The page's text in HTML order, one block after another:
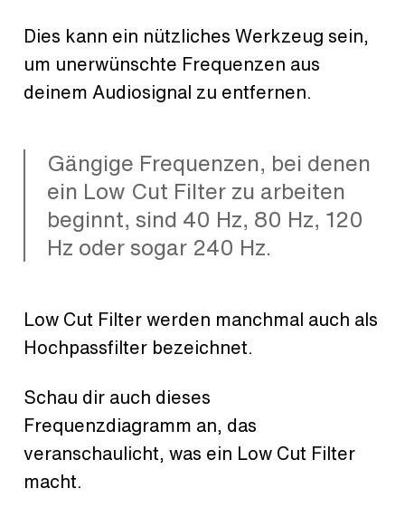
Dies kann ein nützliches Werkzeug sein,
um unerwünschte Frequenzen aus
deinem Audiosignal zu entfernen.
Gängige Frequenzen, bei denen
ein Low Cut Filter zu arbeiten
beginnt, sind 40 Hz, 80 Hz, 120
Hz oder sogar 240 Hz.
Low Cut Filter werden manchmal auch als
Hochpassfilter bezeichnet.
Schau dir auch dieses
Frequenzdiagramm an, das
veranschaulicht, was ein Low Cut Filter
macht.